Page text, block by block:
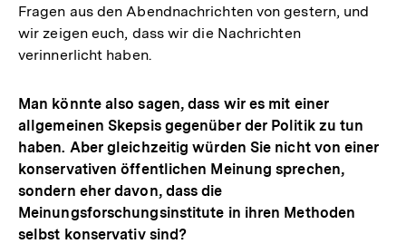
Fragen aus den Abendnachrichten von gestern, und
wir zeigen euch, dass wir die Nachrichten
verinnerlicht haben.
Man könnte also sagen, dass wir es mit einer
allgemeinen Skepsis gegenüber der Politik zu tun
haben. Aber gleichzeitig würden Sie nicht von einer
konservativen öffentlichen Meinung sprechen,
sondern eher davon, dass die
Meinungsforschungsinstitute in ihren Methoden
selbst konservativ sind?